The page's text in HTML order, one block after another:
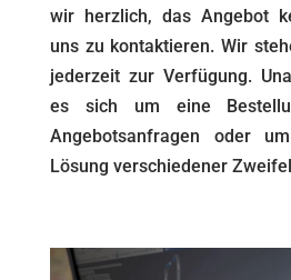
wir herzlich, das Angebot
uns zu kontaktieren. Wir
jederzeit zur Verfügung.
es sich um eine
Angebotsanfragen oder
Lösung verschiedener